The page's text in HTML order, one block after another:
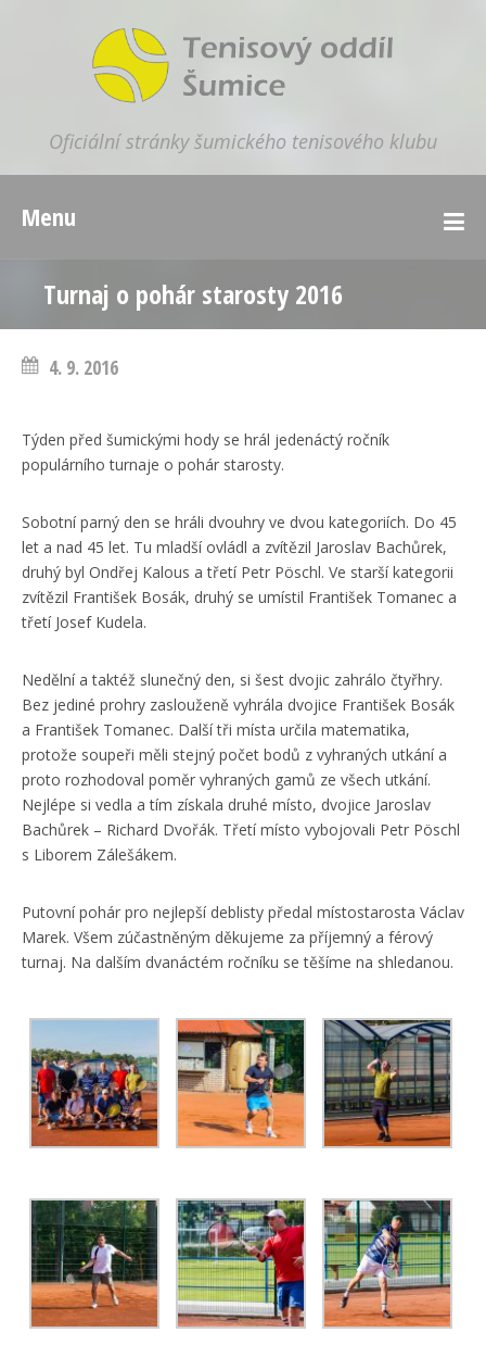
Oficiální stránky šumického tenisového klubu
Menu
Turnaj o pohár starosty 2016
4. 9. 2016
Týden před šumickými hody se hrál jedenáctý ročník
populárního turnaje o pohár starosty.
Sobotní parný den se hráli dvouhry ve dvou kategoriích. Do 45
let a nad 45 let. Tu mladší ovládl a zvítězil Jaroslav Bachůrek,
druhý byl Ondřej Kalous a třetí Petr Pöschl. Ve starší kategorii
zvítězil František Bosák, druhý se umístil František Tomanec a
třetí Josef Kudela.
Nedělní a taktéž slunečný den, si šest dvojic zahrálo čtyřhry.
Bez jediné prohry zaslouženě vyhrála dvojice František Bosák
a František Tomanec. Další tři místa určila matematika,
protože soupeři měli stejný počet bodů z vyhraných utkání a
proto rozhodoval poměr vyhraných gamů ze všech utkání.
Nejlépe si vedla a tím získala druhé místo, dvojice Jaroslav
Bachůrek – Richard Dvořák. Třetí místo vybojovali Petr Pöschl
s Liborem Zálešákem.
Putovní pohár pro nejlepší deblisty předal místostarosta Václav
Marek. Všem zúčastněným děkujeme za příjemný a férový
turnaj. Na dalším dvanáctém ročníku se těšíme na shledanou.